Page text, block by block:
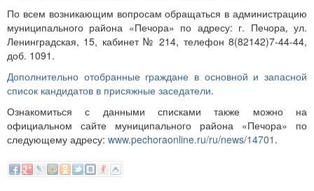
По всем возникающим вопросам обращаться в администрацию
муниципального района «Печора» по адресу: г. Печора, ул.
Ленинградская, 15, кабинет № 214, телефон 8(82142)7-44-44,
доб. 1091.
Дополнительно отобранные граждане в основной и запасной
список кандидатов в присяжные заседатели.
Ознакомиться с данными списками также можно на
официальном сайте муниципального района «Печора» по
следующему адресу: www.pechoraonline.ru/ru/news/14701 .